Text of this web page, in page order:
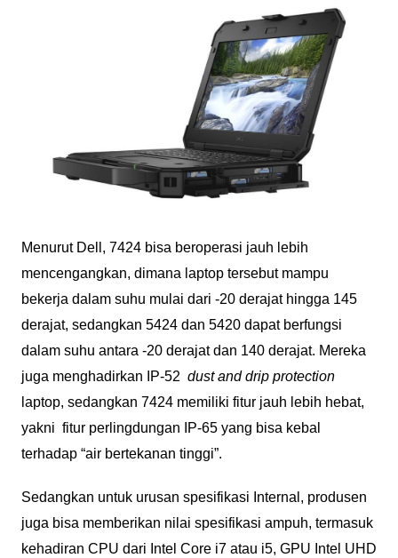
Menurut Dell, 7424 bisa beroperasi jauh lebih
mencengangkan, dimana laptop tersebut mampu
bekerja dalam suhu mulai dari -20 derajat hingga 145
derajat, sedangkan 5424 dan 5420 dapat berfungsi
dalam suhu antara -20 derajat dan 140 derajat. Mereka
juga menghadirkan IP-52 dust and drip protection
laptop, sedangkan 7424 memiliki fitur jauh lebih hebat,
yakni fitur perlingdungan IP-65 yang bisa kebal
terhadap “air bertekanan tinggi”.
Sedangkan untuk urusan spesifikasi Internal, produsen
juga bisa memberikan nilai spesifikasi ampuh, termasuk
kehadiran CPU dari Intel Core i7 atau i5, GPU Intel UHD